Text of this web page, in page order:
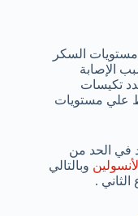
السكر
الإصابة
تكيسات
علي مستويات
في الحد من
وبالتالي
.